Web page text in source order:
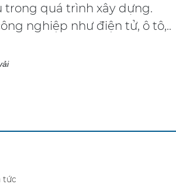
trong quá trình xây dựng.
nghiệp như điện tử, ô tô,..
tức